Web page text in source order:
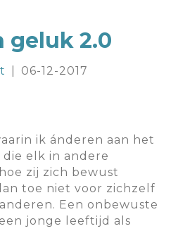
geluk 2.0
06-12-2017
ik ánderen aan het
elk in andere
zij zich bewust
toe niet voor zichzelf
Een onbewuste
jonge leeftijd als